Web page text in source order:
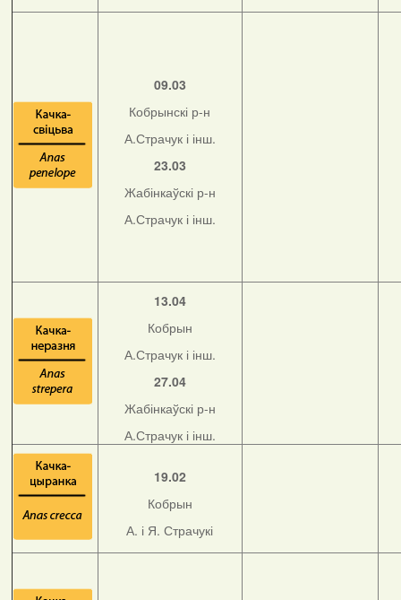
09.03
Кобрынскі р-н
А.Страчук і інш.
23.03
Жабінкаўскі р-н
А.Страчук і інш.
13.04
Кобрын
А.Страчук і інш.
27.04
Жабінкаўскі р-н
А.Страчук і інш.
19.02
Кобрын
А. і Я. Страчукі